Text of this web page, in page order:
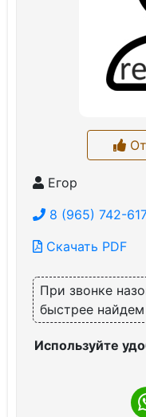
Егор
8 (965) 742-
Скачать PDF
При звонке
быстрее
Используйте